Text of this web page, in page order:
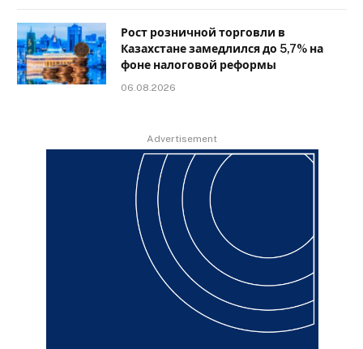
Рост розничной торговли в
Казахстане замедлился до 5,7% на
фоне налоговой реформы
06.08.2026
Advertisement